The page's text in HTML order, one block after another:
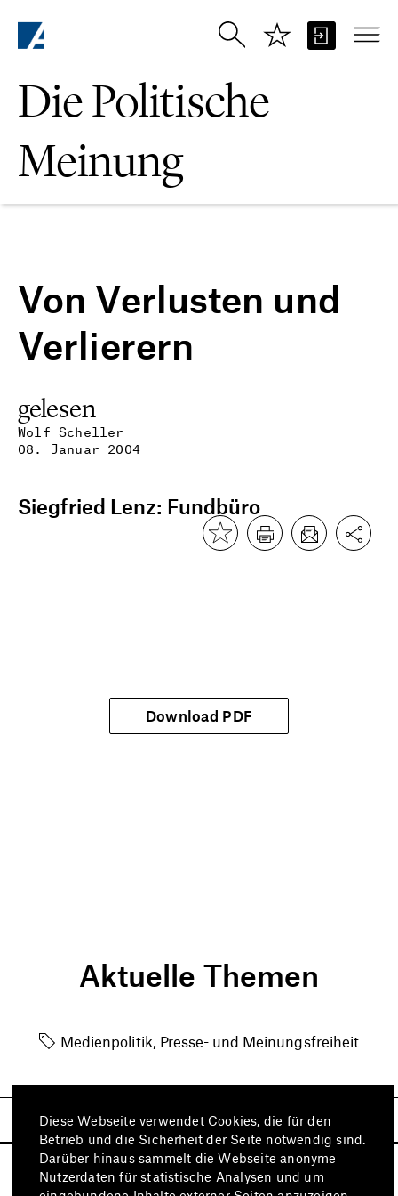
Die Politische
Meinung
Von Verlusten und
Verlierern
Wolf Scheller
08. Januar 2004
gelesen
Siegfried Lenz: Fundbüro
Download PDF
Aktuelle Themen
Medienpolitik, Presse- und Meinungsfreiheit
Diese Webseite verwendet Cookies, die für den
Betrieb und die Sicherheit der Seite notwendig sind.
Darüber hinaus sammelt die Webseite anonyme
Nutzerdaten für statistische Analysen und um